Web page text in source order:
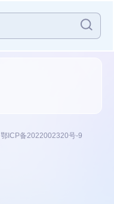
鄂ICP备2022002320号-9